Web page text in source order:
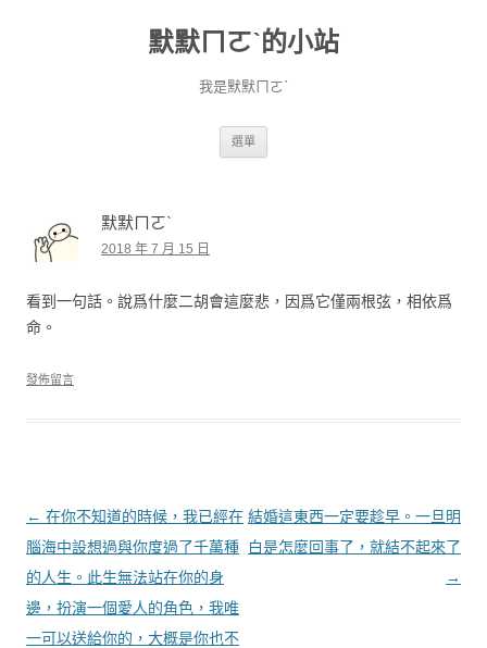
默默ㄇㄛˋ的小站
我是默默ㄇㄛˋ
選單
默默ㄇㄛˋ
2018 年 7 月 15 日
看到一句話。說爲什麼二胡會這麼悲，因爲它僅兩根弦，相依爲
命。
發佈留言
文章導覽
← 在你不知道的時候，我已經在
腦海中設想過與你度過了千萬種
的人生。此生無法站在你的身
邊，扮演一個愛人的角色，我唯
一可以送給你的，大概是你也不
結婚這東西一定要趁早。一旦明
白是怎麼回事了，就結不起來了
→